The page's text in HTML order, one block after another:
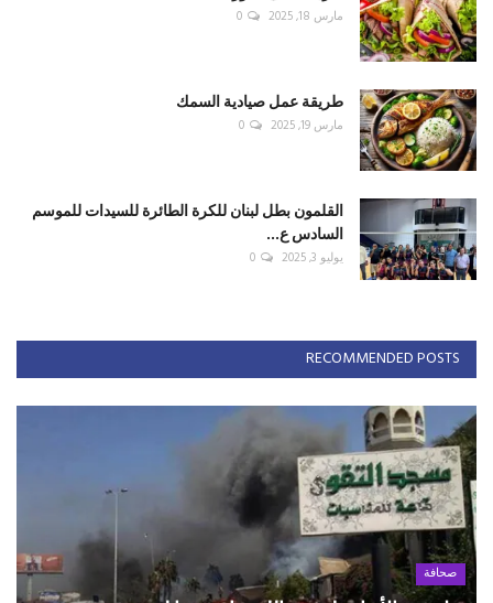
مارس 18, 2025 0
طريقة عمل صيادية السمك
مارس 19, 2025 0
القلمون بطل لبنان للكرة الطائرة للسيدات للموسم
السادس ع...
يوليو 3, 2025 0
RECOMMENDED POSTS
صحافة